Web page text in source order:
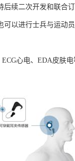
续二次开发和联合
以进行士兵与运动
心电、EDA皮肤